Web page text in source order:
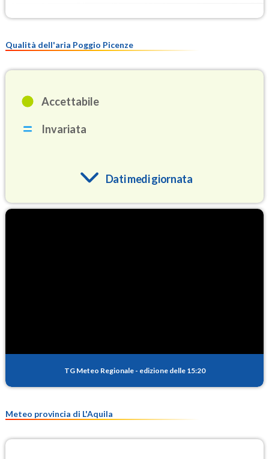
Qualità dell'aria Poggio Picenze
Accettabile
Invariata
Dati medi giornata
PM25
TG Meteo Regionale - edizione delle 15:20
Meteo provincia di L'Aquila